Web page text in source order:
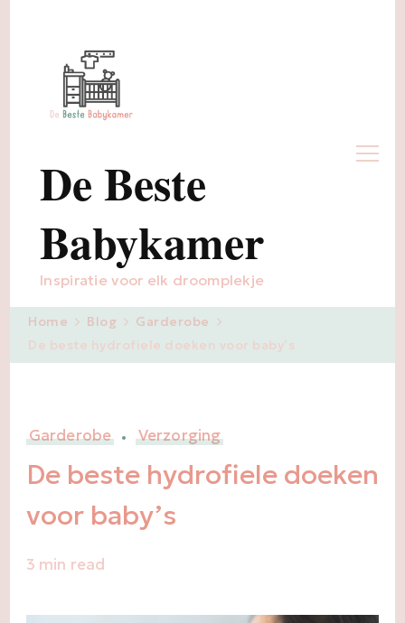
De Beste
Babykamer
Inspiratie voor elk droomplekje
Home Blog
Garderobe
De beste hydrofiele doeken voor baby’s
Garderobe Verzorging
De beste hydrofiele doeken
voor baby’s
3 min read